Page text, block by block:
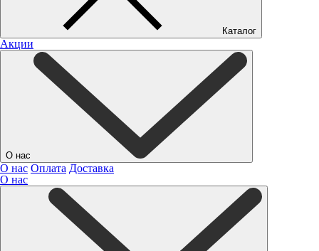
Каталог
Акции
О нас
О нас Оплата Доставка
О нас